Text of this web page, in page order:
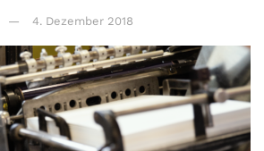
4. Dezember 2018